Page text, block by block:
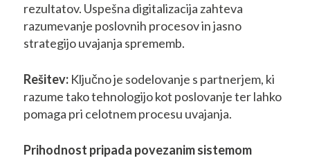
rezultatov. Uspešna digitalizacija zahteva
razumevanje poslovnih procesov in jasno
strategijo uvajanja sprememb.
Rešitev: Ključno je sodelovanje s partnerjem, ki
razume tako tehnologijo kot poslovanje ter lahko
pomaga pri celotnem procesu uvajanja.
Prihodnost pripada povezanim sistemom